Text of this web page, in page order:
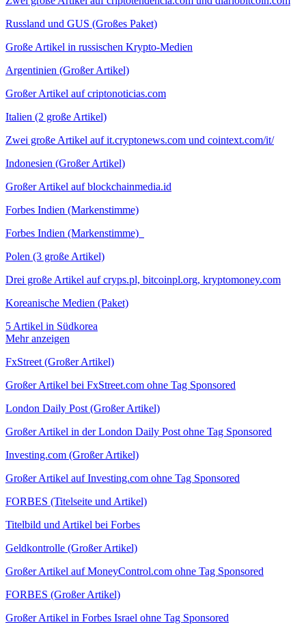
Russland und GUS (Großes Paket)
Große Artikel in russischen Krypto-Medien
Argentinien (Großer Artikel)
Großer Artikel auf criptonoticias.com
Italien (2 große Artikel)
Zwei große Artikel auf it.cryptonews.com und cointext.com/it/
Indonesien (Großer Artikel)
Großer Artikel auf blockchainmedia.id
Forbes Indien (Markenstimme)
Forbes Indien (Markenstimme)
Polen (3 große Artikel)
Drei große Artikel auf cryps.pl, bitcoinpl.org, kryptomoney.com
Koreanische Medien (Paket)
5 Artikel in Südkorea
Mehr anzeigen
FxStreet (Großer Artikel)
Großer Artikel bei FxStreet.com ohne Tag Sponsored
London Daily Post (Großer Artikel)
Großer Artikel in der London Daily Post ohne Tag Sponsored
Investing.com (Großer Artikel)
Großer Artikel auf Investing.com ohne Tag Sponsored
FORBES (Titelseite und Artikel)
Titelbild und Artikel bei Forbes
Geldkontrolle (Großer Artikel)
Großer Artikel auf MoneyControl.com ohne Tag Sponsored
FORBES (Großer Artikel)
Großer Artikel in Forbes Israel ohne Tag Sponsored